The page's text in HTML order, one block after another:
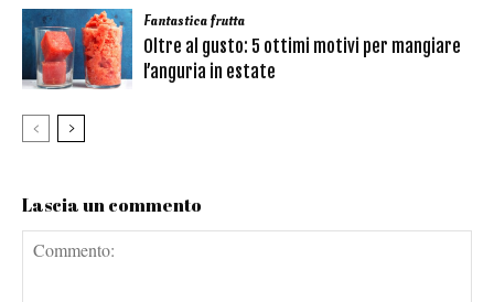
Fantastica frutta
Oltre al gusto: 5 ottimi motivi per mangiare
l’anguria in estate
Lascia un commento